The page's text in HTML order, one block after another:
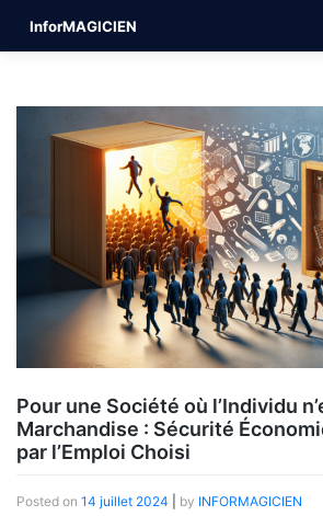
content
InforMAGICIEN
Pour une Société où l’Individu
Marchandise : Sécurité
par l’Emploi Choisi
Posted on 14 juillet 2024 by INFORMAGICIEN